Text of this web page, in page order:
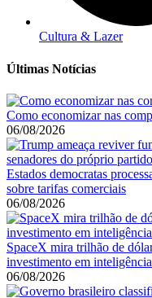
Cultura & Lazer
Últimas Notícias
Como economizar nas
06/08/2026
Estados democratas
sobre tarifas comerciais
06/08/2026
SpaceX mira trilhão de
investimento em
06/08/2026